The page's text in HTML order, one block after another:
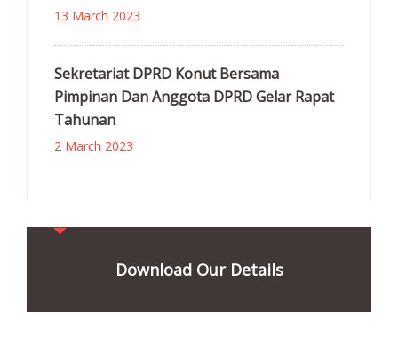
13 March 2023
Sekretariat DPRD Konut Bersama
Pimpinan Dan Anggota DPRD Gelar Rapat
Tahunan
2 March 2023
Download Our Details